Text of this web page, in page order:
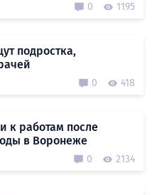
0 1195
подростка,
0 418
к работам после
в Воронеже
0 2134